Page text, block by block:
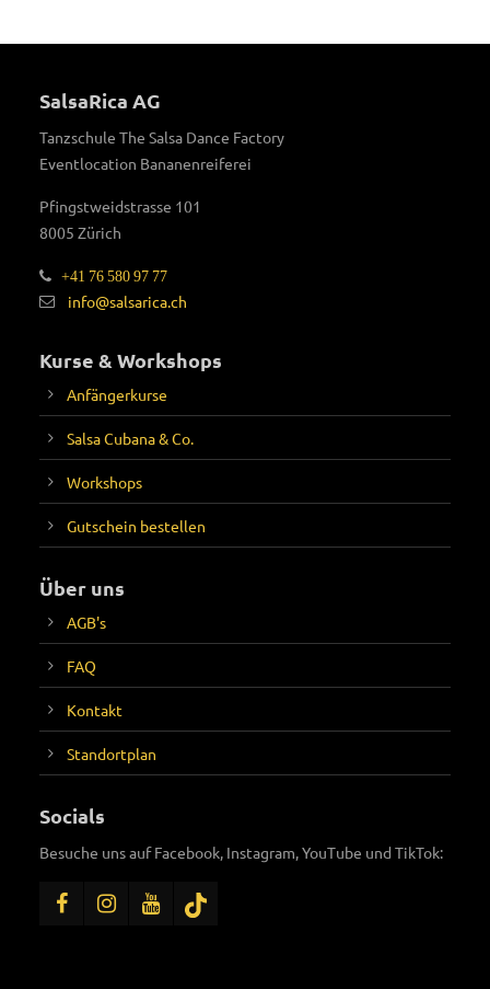
SalsaRica AG
Tanzschule The Salsa Dance Factory
Eventlocation Bananenreiferei
Pfingstweidstrasse 101
8005 Zürich
+41 76 580 97 77
info@salsarica.ch
Kurse & Workshops
Anfängerkurse
Salsa Cubana & Co.
Workshops
Gutschein bestellen
Über uns
AGB's
FAQ
Kontakt
Standortplan
Socials
Besuche uns auf Facebook, Instagram, YouTube und TikTok: